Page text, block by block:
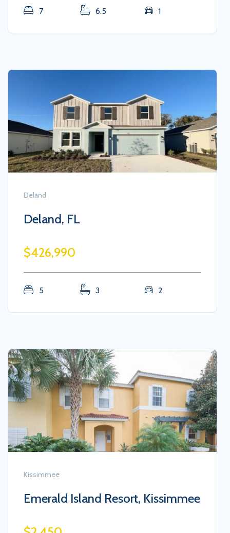
Paradise Palms, Kissimmee
4 3 2
Paradise Palms, Kissimmee, FL